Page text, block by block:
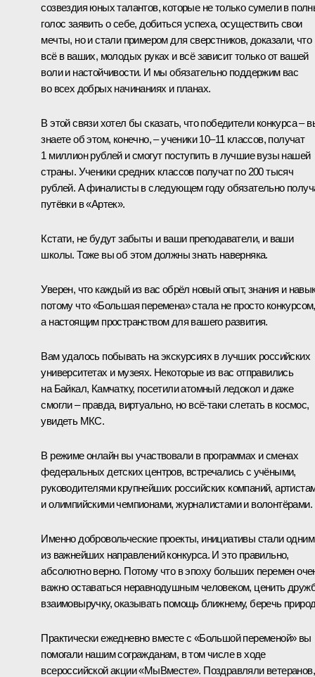
созвездия юных талантов, которые не только сумели в
голос заявить о себе, добиться успеха, осуществить свои
мечты, но и стали примером для сверстников, доказали, что
всё в ваших, молодых руках и всё зависит только от вашей
воли и настойчивости. И мы обязательно поддержим вас
во всех добрых начинаниях и планах.
В этой связи хотел бы сказать, что победители конкурса –
знаете об этом, конечно, – ученики 10–11 классов, получат
1 миллион рублей и смогут поступить в лучшие вузы нашей
страны. Ученики средних классов получат по 200 тысяч
рублей. А финалисты в следующем году обязательно
путёвки в «Артек».
Кстати, не будут забыты и ваши преподаватели, и ваши
школы. Тоже вы об этом должны знать наверняка.
Уверен, что каждый из вас обрёл новый опыт, знания и
потому что «Большая перемена» стала не просто конкурсом,
а настоящим пространством для вашего развития.
Вам удалось побывать на экскурсиях в лучших российских
университетах и музеях. Некоторые из вас отправились
на Байкал, Камчатку, посетили атомный ледокол и даже
смогли – правда, виртуально, но всё-таки слетать в космос,
увидеть МКС.
В режиме онлайн вы участвовали в программах и сменах
федеральных детских центров, встречались с учёными,
руководителями крупнейших российских компаний,
и олимпийскими чемпионами, журналистами и волонтёрами.
Именно добровольческие проекты, инициативы стали одним
из важнейших направлений конкурса. И это правильно,
абсолютно верно. Потому что в эпоху больших перемен
важно оставаться неравнодушным человеком, ценить
взаимовыручку, оказывать помощь ближнему, беречь
Практически ежедневно вместе с «Большой переменой» вы
помогали нашим согражданам, в том числе в ходе
всероссийской акции «МыВместе». Поздравляли ветеранов,